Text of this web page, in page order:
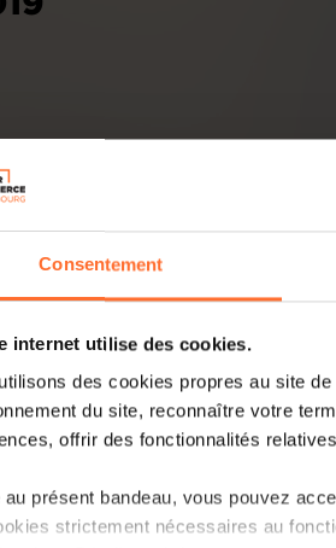
Consentement
internet utilise des cookies.
des cookies propres au site
du site, reconnaître votre
offrir des fonctionnalités
au présent bandeau, vous pouvez
strictement nécessaires au
sur le GDL